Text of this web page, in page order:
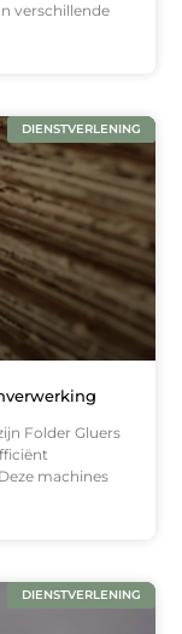
verschillende
DIENSTVERLENING
Folder Gluers
machines
DIENSTVERLENING